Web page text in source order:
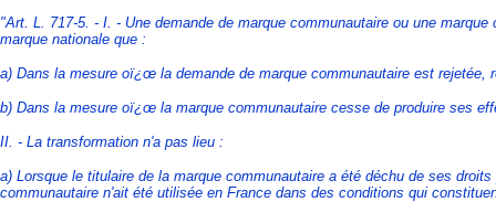
"Art. L. 717-5. - I. - Une demande de marque communautaire ou une
marque nationale que :
a) Dans la mesure oï¿œ la demande de marque communautaire est rejetée,
b) Dans la mesure oï¿œ la marque communautaire cesse de produire ses
II. - La transformation n'a pas lieu :
a) Lorsque le titulaire de la marque communautaire a été déchu de ses
communautaire n'ait été utilisée en France dans des conditions qui